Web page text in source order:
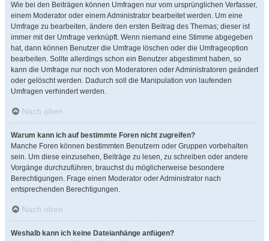
Wie bei den Beiträgen können Umfragen nur vom ursprünglichen Verfasser,
einem Moderator oder einem Administrator bearbeitet werden. Um eine
Umfrage zu bearbeiten, ändere den ersten Beitrag des Themas; dieser ist
immer mit der Umfrage verknüpft. Wenn niemand eine Stimme abgegeben
hat, dann können Benutzer die Umfrage löschen oder die Umfrageoption
bearbeiten. Sollte allerdings schon ein Benutzer abgestimmt haben, so
kann die Umfrage nur noch von Moderatoren oder Administratoren geändert
oder gelöscht werden. Dadurch soll die Manipulation von laufenden
Umfragen verhindert werden.
Nach oben
Warum kann ich auf bestimmte Foren nicht zugreifen?
Manche Foren können bestimmten Benutzern oder Gruppen vorbehalten
sein. Um diese einzusehen, Beiträge zu lesen, zu schreiben oder andere
Vorgänge durchzuführen, brauchst du möglicherweise besondere
Berechtigungen. Frage einen Moderator oder Administrator nach
entsprechenden Berechtigungen.
Nach oben
Weshalb kann ich keine Dateianhänge anfügen?